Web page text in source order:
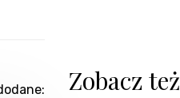
Zobacz też